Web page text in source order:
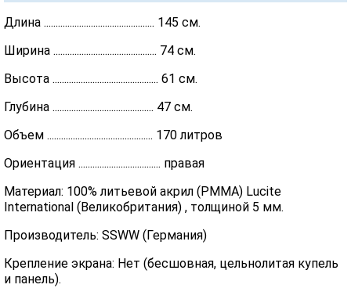
Длина ............................................... 145 см.
Ширина ............................................ 74 см.
Высота ............................................. 61 см.
Глубина ........................................... 47 см.
Объем ............................................. 170 литров
Ориентация ................................... правая
Материал: 100% литьевой акрил (PMMA) Lucite
International (Великобритания) , толщиной 5 мм.
Производитель: SSWW (Германия)
Крепление экрана: Нет (бесшовная, цельнолитая купель
и панель).